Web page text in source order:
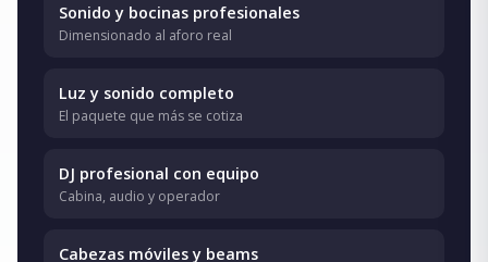
Sonido y bocinas profesionales
Dimensionado al aforo real
Luz y sonido completo
El paquete que más se cotiza
DJ profesional con equipo
Cabina, audio y operador
Cabezas móviles y beams